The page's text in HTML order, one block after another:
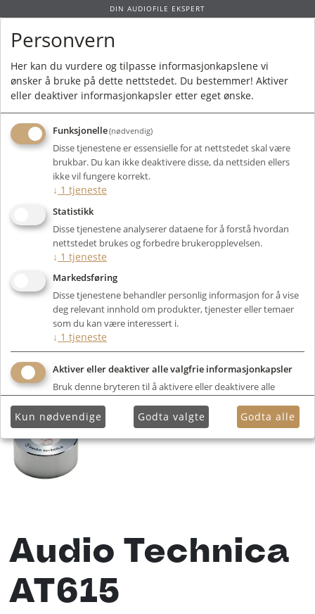
DIN AUDIOFILE EKSPERT
Forside / Produkter / Elektronikk / Analog Kilde Tilbehør
/ Audio Technica
Audio Technica
AT615
Personvern
Her kan du vurdere og tilpasse informasjonkapslene vi
ønsker å bruke på dette nettstedet. Du bestemmer! Aktiver
eller deaktiver informasjonkapsler etter eget ønske.
Funksjonelle(nødvendig)
Disse tjenestene er essensielle for at nettstedet skal være
brukbar. Du kan ikke deaktivere disse, da nettsiden ellers
ikke vil fungere korrekt.
↓ 1 tjeneste
Statistikk
Disse tjenestene analyserer dataene for å forstå hvordan
nettstedet brukes og forbedre brukeropplevelsen.
↓ 1 tjeneste
Markedsføring
Disse tjenestene behandler personlig informasjon for å vise
deg relevant innhold om produkter, tjenester eller temaer
som du kan være interessert i.
↓ 1 tjeneste
Aktiver eller deaktiver alle valgfrie informasjonkapsler
Bruk denne bryteren til å aktivere eller deaktivere alle
Kun nødvendige Godta valgte Godta alle